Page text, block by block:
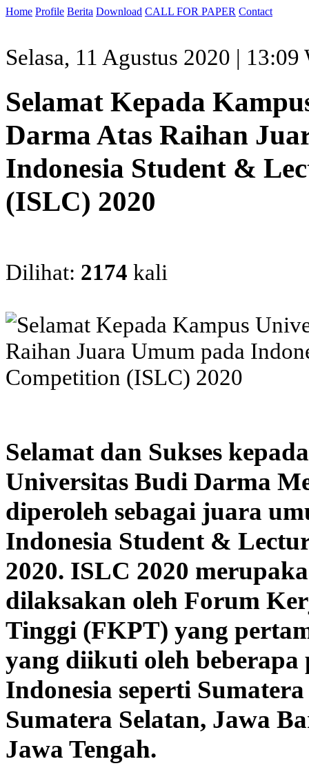
Home Profile Berita Download CALL FOR PAPER Contact
Selasa, 11 Agustus 2020 |
Selamat Kepada
Darma Atas Raihan
Indonesia Student &
(ISLC) 2020
Dilihat: 2174 kali
Selamat dan Sukses
Universitas Budi Darma
diperoleh sebagai juara
Indonesia Student &
2020. ISLC 2020
dilaksakan oleh Forum
Tinggi (FKPT) yang
yang diikuti oleh
Indonesia seperti
Sumatera Selatan, Jawa
Jawa Tengah.